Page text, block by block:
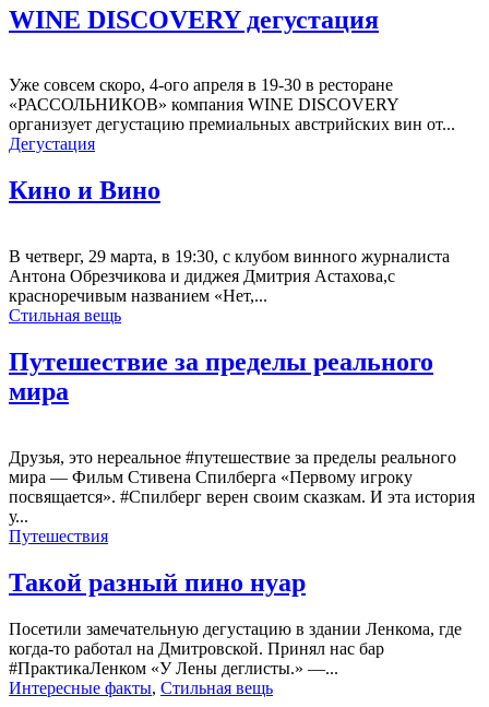
WINE DISCOVERY дегустация
Уже совсем скоро, 4-ого апреля в 19-30 в ресторане
«РАССОЛЬНИКОВ» компания WINE DISCOVERY
организует дегустацию премиальных австрийских вин от...
Дегустация
Кино и Вино
В четверг, 29 марта, в 19:30, с клубом винного журналиста
Антона Обрезчикова и диджея Дмитрия Астахова,с
красноречивым названием «Нет,...
Стильная вещь
Путешествие за пределы реального
мира
Друзья, это нереальное #путешествие за пределы реального
мира — Фильм Стивена Спилберга «Первому игроку
посвящается». #Спилберг верен своим сказкам. И эта история
у...
Путешествия
Такой разный пино нуар
Посетили замечательную дегустацию в здании Ленкома, где
когда-то работал на Дмитровской. Принял нас бар
#ПрактикаЛенком «У Лены деглисты.» —...
Интересные факты, Стильная вещь